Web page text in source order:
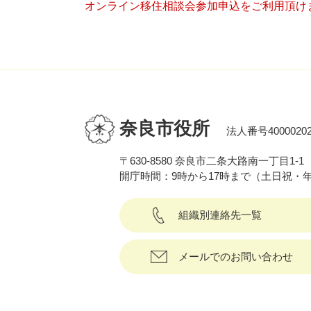
オンライン移住相談会参加申込をご利用頂け
奈良市役所 法人番号
〒630-8580 奈良市二条大路南一丁目1-1
開庁時間：9時から17時まで（土日祝・
組織別連絡先一覧
メールでのお問い合わせ